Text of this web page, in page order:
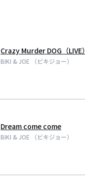
Crazy Murder DOG（LIVE）
BIKI & JOE （ビキジョー）
Dream come come
BIKI & JOE （ビキジョー）